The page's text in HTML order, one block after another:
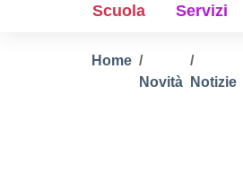
Scuola Servizi
Home
Novità
Notizie